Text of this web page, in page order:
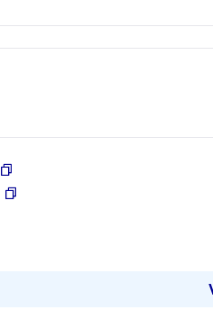
Copier